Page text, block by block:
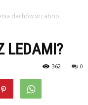
dachów w cabrio
LEDAMI?
0
362